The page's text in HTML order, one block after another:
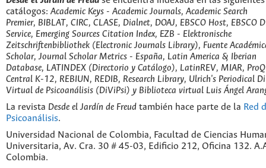
catálogos: Academic Keys - Academic Journals, Academic Search
Premier, BIBLAT, CIRC, CLASE, Dialnet, DOAJ, EBSCO Host, EBSCO
Service, Emerging Sources Citation Index, EZB - Elektronische
Zeitschriftenbibliothek (Electronic Journals Library), Fuente
Scholar, Journal Scholar Metrics - España, Latin America & Iberian
Database, LATINDEX (Directorio y Catálogo), LatinREV, MIAR,
Central K-12, REBIUN, REDIB, Research Library, Ulrich's Periodical
Virtual de Psicoanálisis (DiViPsi) y Biblioteca virtual Luis Ángel
La revista Desde el Jardín de Freud también hace parte de la Red
Psicoanálisis.
Universidad Nacional de Colombia, Facultad de Ciencias
Universitaria, Av. Cra. 30 # 45-03, Edificio 212, Oficina 132.
Colombia.